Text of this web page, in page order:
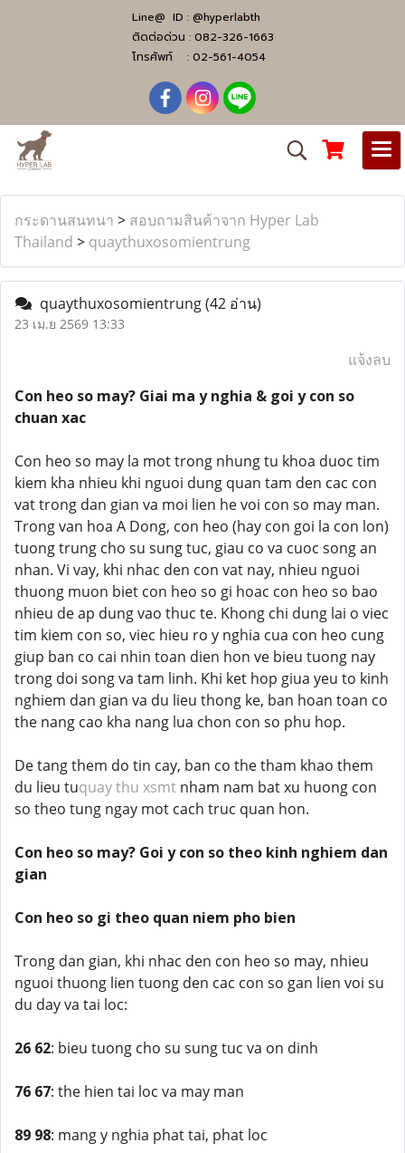
Line@ ID : @hyperlabth
ติดต่อด่วน : 082-326-1663
โทรศัพท์ : 02-561-4054
กระดานสนทนา > สอบถามสินค้าจาก Hyper Lab
Thailand > quaythuxosomientrung
quaythuxosomientrung(42 อ่าน)
23 เม.ย 2569 13:33
แจ้งลบ
Con heo so may? Giai ma y nghia & goi y con so
chuan xac
Con heo so may la mot trong nhung tu khoa duoc tim
kiem kha nhieu khi nguoi dung quan tam den cac con
vat trong dan gian va moi lien he voi con so may man.
Trong van hoa A Dong, con heo (hay con goi la con lon)
tuong trung cho su sung tuc, giau co va cuoc song an
nhan. Vi vay, khi nhac den con vat nay, nhieu nguoi
thuong muon biet con heo so gi hoac con heo so bao
nhieu de ap dung vao thuc te. Khong chi dung lai o viec
tim kiem con so, viec hieu ro y nghia cua con heo cung
giup ban co cai nhin toan dien hon ve bieu tuong nay
trong doi song va tam linh. Khi ket hop giua yeu to kinh
nghiem dan gian va du lieu thong ke, ban hoan toan co
the nang cao kha nang lua chon con so phu hop.
De tang them do tin cay, ban co the tham khao them
du lieu tuquay thu xsmt nham nam bat xu huong con
so theo tung ngay mot cach truc quan hon.
Con heo so may? Goi y con so theo kinh nghiem dan
gian
Con heo so gi theo quan niem pho bien
Trong dan gian, khi nhac den con heo so may, nhieu
nguoi thuong lien tuong den cac con so gan lien voi su
du day va tai loc:
26 62: bieu tuong cho su sung tuc va on dinh
76 67: the hien tai loc va may man
89 98: mang y nghia phat tai, phat loc